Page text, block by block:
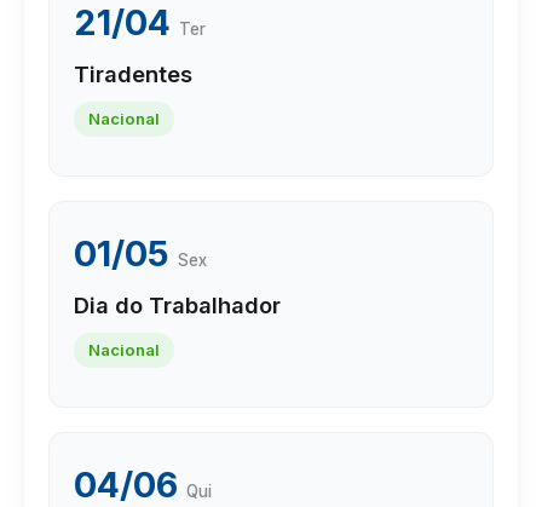
21/04 Ter
Tiradentes
Nacional
01/05 Sex
Dia do Trabalhador
Nacional
04/06 Qui